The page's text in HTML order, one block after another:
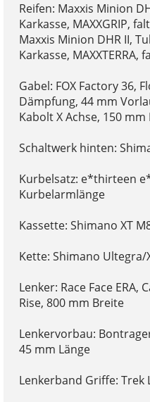
Reifen: Maxxis Minion
Karkasse, MAXXGRIP,
Maxxis Minion DHR II,
Karkasse,
Gabel: FOX Factory 36,
Dämpfung, 44 mm
Kabolt X Achse, 150 mm
Schaltwerk hinten:
Kurbelsatz: e*thirteen
Kurbelarmlänge
Kassette: Shimano XT
Kette: Shimano Ultegra/
Lenker: Race Face ERA,
Rise, 800 mm Breite
Lenkervorbau:
45 mm Länge
Lenkerband Griffe: Trek